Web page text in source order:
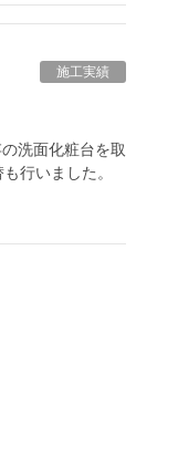
施工実績
洗面化粧台を取
行いました。